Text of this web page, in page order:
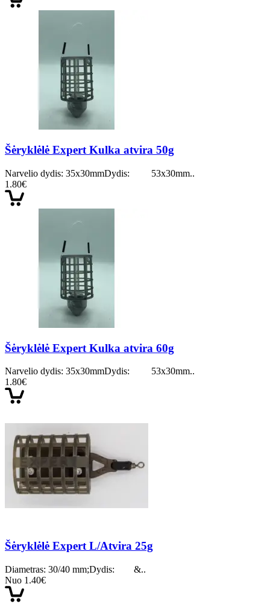
Šėryklėlė Expert Kulka atvira 50g
Narvelio dydis: 35x30mmDydis: 53x30mm..
1.80€
Šėryklėlė Expert Kulka atvira 60g
Narvelio dydis: 35x30mmDydis: 53x30mm..
1.80€
Šėryklėlė Expert L/Atvira 25g
Diametras: 30/40 mm;Dydis: &..
Nuo 1.40€